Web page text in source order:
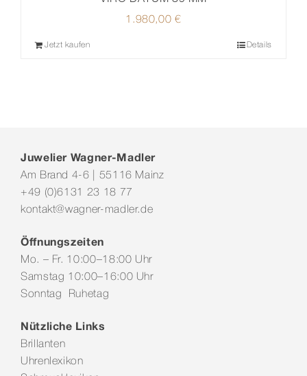
1.980,00€
Jetzt kaufen Details
Juwelier Wagner-Madler
Am Brand 4-6 | 55116 Mainz
+49 (0)6131 23 18 77
kontakt@wagner-madler.de
Öffnungszeiten
Mo. – Fr. 10:00–18:00 Uhr
Samstag 10:00–16:00 Uhr
Sonntag Ruhetag
Nützliche Links
Brillanten
Uhrenlexikon